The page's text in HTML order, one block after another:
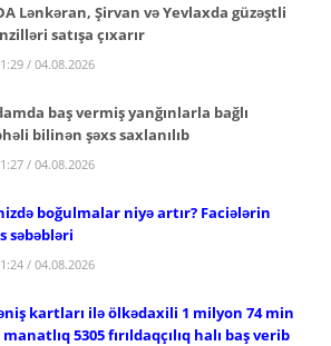
Lənkəran, Şirvan və Yevlaxda güzəştli
satışa çıxarır
/ 04.08.2026
baş vermiş yanğınlarla bağlı
bilinən şəxs saxlanılıb
/ 04.08.2026
boğulmalar niyə artır? Faciələrin
səbəbləri
/ 04.08.2026
kartları ilə ölkədaxili 1 milyon 74 min
manatlıq 5305 fırıldaqçılıq halı baş verib